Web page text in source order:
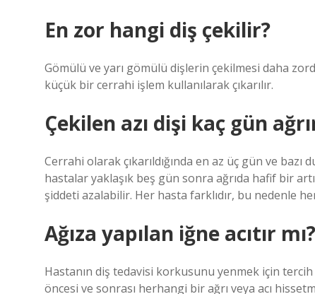
En zor hangi diş çekilir?
Gömülü ve yarı gömülü dişlerin çekilmesi daha
küçük bir cerrahi işlem kullanılarak çıkarılır.
Çekilen azı dişi kaç gün
Cerrahi olarak çıkarıldığında en az üç gün ve
hastalar yaklaşık beş gün sonra ağrıda hafif bir
şiddeti azalabilir. Her hasta farklıdır, bu nedenle
Ağıza yapılan iğne acıtır mı?
Hastanın diş tedavisi korkusunu yenmek için
öncesi ve sonrası herhangi bir ağrı veya acı